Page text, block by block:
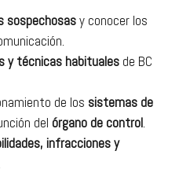
sospechosasy conocer los
y técnicas habitualesde BC
de los sistemas de
del órgano de control.
infracciones y